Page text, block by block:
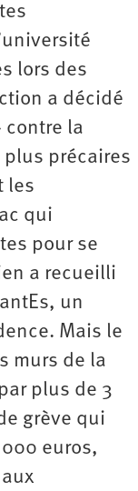
lors des
a décidé
contre la
plus précaires
les
qui
pour se
a recueilli
un
Mais le
murs de la
plus de 3
grève qui
euros,